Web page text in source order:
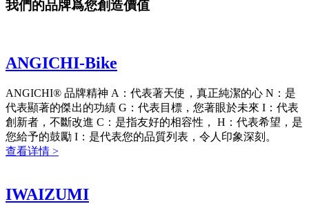
我們的品牌爲您創造價值
ANGICHI-Bike
ANGICHI® 品牌精神 A：代表著天使，真正純潔的心 N：是
代表顯著的傑出的功績 G：代表目標，您著眼於未來 I：代表
創新者，不斷改進 C：是指友好的相容性， H：代表希望，是
您給予的鼓勵 I：是代表您的品質列表，令人印象深刻。
查看详情 >
IWAIZUMI